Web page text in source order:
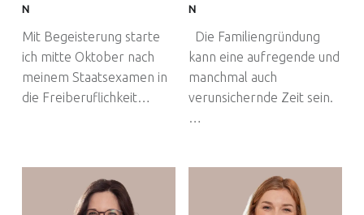
N
Mit Begeisterung starte
ich mitte Oktober nach
meinem Staatsexamen in
die Freiberuflichkeit…
N
Die Familiengründung
kann eine aufregende und
manchmal auch
verunsichernde Zeit sein.